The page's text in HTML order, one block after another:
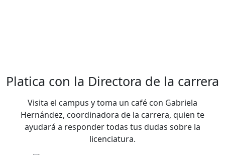
Platica con la Directora de la carrera
Visita el campus y toma un café con Gabriela
Hernández, coordinadora de la carrera, quien te
ayudará a responder todas tus dudas sobre la
licenciatura.